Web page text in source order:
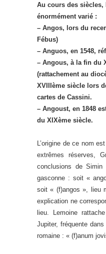
Au cours des siècles,
énormément varié :
– Angos, lors du
Fébus)
– Anguos, en 1548,
– Angous, à la fin du
(rattachement au
XVIIIème siècle lors
cartes de Cassini.
– Angoust, en 1848
du XIXème siècle.
L’origine de ce nom
extrêmes réserves,
conclusions de Simin
gasconne : soit «
soit « (f)angos », lieu
explication ne
lieu. Lemoine
Jupiter, fréquente
romaine : « (f)anum